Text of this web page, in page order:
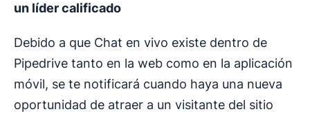
un líder calificado
Debido a que Chat en vivo existe dentro de
Pipedrive tanto en la web como en la aplicación
móvil, se te notificará cuando haya una nueva
oportunidad de atraer a un visitante del sitio